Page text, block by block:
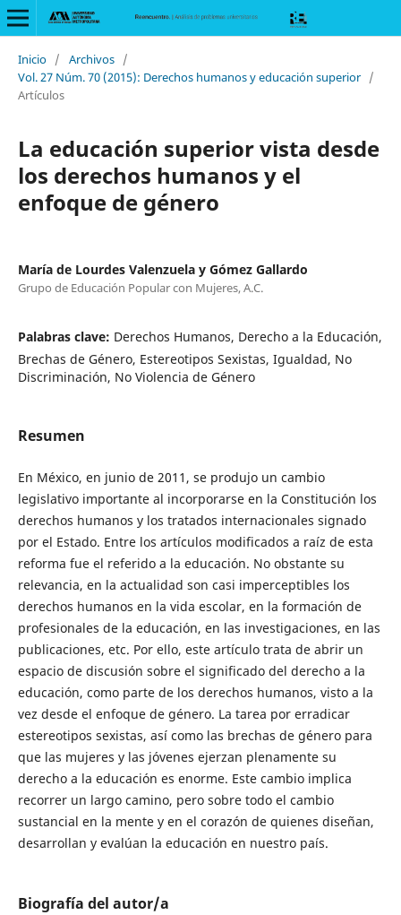
Inicio / Archivos /
Vol. 27 Núm. 70 (2015): Derechos humanos y educación superior /
Artículos
La educación superior vista desde
los derechos humanos y el
enfoque de género
María de Lourdes Valenzuela y Gómez Gallardo
Grupo de Educación Popular con Mujeres, A.C.
Palabras clave: Derechos Humanos, Derecho a la Educación,
Brechas de Género, Estereotipos Sexistas, Igualdad, No
Discriminación, No Violencia de Género
Resumen
En México, en junio de 2011, se produjo un cambio
legislativo importante al incorporarse en la Constitución los
derechos humanos y los tratados internacionales signado
por el Estado. Entre los artículos modificados a raíz de esta
reforma fue el referido a la educación. No obstante su
relevancia, en la actualidad son casi imperceptibles los
derechos humanos en la vida escolar, en la formación de
profesionales de la educación, en las investigaciones, en las
publicaciones, etc. Por ello, este artículo trata de abrir un
espacio de discusión sobre el significado del derecho a la
educación, como parte de los derechos humanos, visto a la
vez desde el enfoque de género. La tarea por erradicar
estereotipos sexistas, así como las brechas de género para
que las mujeres y las jóvenes ejerzan plenamente su
derecho a la educación es enorme. Este cambio implica
recorrer un largo camino, pero sobre todo el cambio
sustancial en la mente y en el corazón de quienes diseñan,
desarrollan y evalúan la educación en nuestro país.
Biografía del autor/a